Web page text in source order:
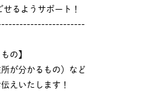
るようサポート！
の】
が分かるもの）など
えいたします！